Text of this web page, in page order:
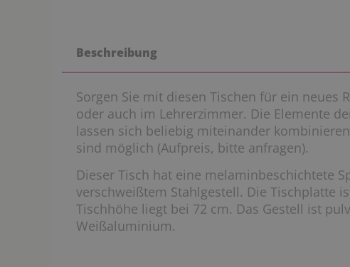
Beschreibung
Sorgen Sie mit diesen Tischen für ein neues
oder auch im Lehrerzimmer. Die Elemente
lassen sich beliebig miteinander
sind möglich (Aufpreis, bitte anfragen).
Dieser Tisch hat eine melaminbeschichtete
verschweißtem Stahlgestell. Die Tischplatte
Tischhöhe liegt bei 72 cm. Das Gestell ist
Weißaluminium.